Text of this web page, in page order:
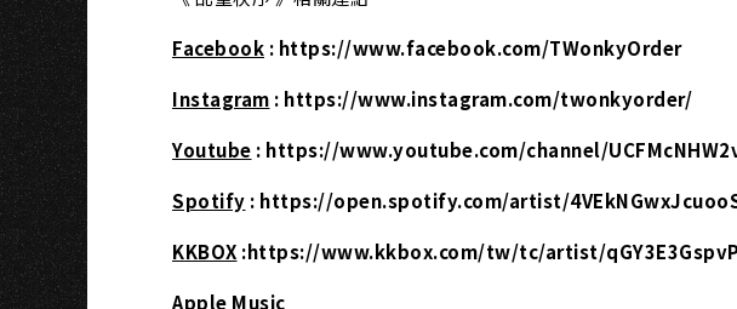
Facebook : https://www.facebook.com/TWonkyOrder
Instagram : https://www.instagram.com/twonkyorder/
Youtube : https://www.youtube.com/channel/
Spotify : https://open.spotify.com/artist/
KKBOX :https://www.kkbox.com/tw/tc/artist/
Apple Music